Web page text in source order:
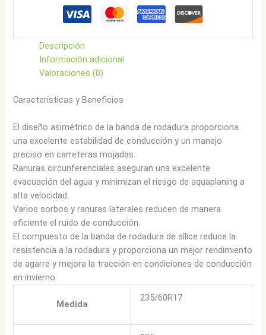
Descripción
Información adicional
Valoraciones (0)
Caracteristicas y Beneficios
El diseño asimétrico de la banda de rodadura proporciona
una excelente estabilidad de conducción y un manejo
preciso en carreteras mojadas.
Ranuras circunferenciales aseguran una excelente
evacuación del agua y minimizan el riesgo de aquaplaning a
alta velocidad.
Varios sorbos y ranuras laterales reducen de manera
eficiente el ruido de conducción.
El compuesto de la banda de rodadura de sílice reduce la
resistencia a la rodadura y proporciona un mejor rendimiento
de agarre y mejora la tracción en condiciones de conducción
en invierno.
Medida
235/60R17